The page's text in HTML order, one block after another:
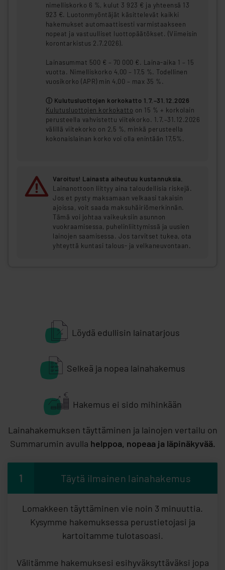
nimelliskorko 6 %, kulut 3 923 € ja yhteensä 13
923 €. Luotonmyöntäjät käsittelevät kaikki
hakemukset automaattisesti varmistaakseen
nopeat ja vastuulliset luottopäätökset. (Viimeisin
korontarkistus 2.7.2026).
Lainasummat 500 € – 70 000 €. Laina-aika 1 – 15
vuotta. Nimelliskorko 4,00 – 17,5 %. Todellinen
vuosikorko (APR) min 4,00 – max 35 %.
ⓘ Kulutusluottojen korkokatto 1.7.–31.12.2026
Kulutusluottojen korkokatto on 15 % + korkolain
perusteella vahvistettu viitekorko. 1.7.–31.12.2026
välillä viitekorko on 2,5 %, minkä perusteella
kokonaislainan korko voi olla enintään 17,5%.
Varoitus! Lainasta aiheutuu kustannuksia.
Lainanottoon liittyy aina taloudellisia riskejä.
Jos et pysty maksamaan velkaasi takaisin
ajoissa, voit saada maksuhäiriömerkinnän.
Tämä voi johtaa vaikeuksiin asunnon
vuokraamisessa, puhelinliittymissä ja uusien
lainojen saamisessa. Jos tarvitset tukea, ota
yhteyttä kuntasi talous- ja velkaneuvontaan.
Löydä edullisin lainatarjous
Selkeä ja nopea lainahakemus
Hakemus ei sido mihinkään
Lainahakemuksen täyttäminen ja lainojen vertailu on
Summarumin avulla helppoa, nopeaa ja läpinäkyvää.
1 Täytä ilmainen lainahakemus
Lomakkeen täyttäminen vie noin 3 minuuttia.
Kysymme hakemuksessa perustietojasi ja
kartoitamme tulotasoasi.
Välitämme hakemuksesi esihyväksyttäväksi jopa